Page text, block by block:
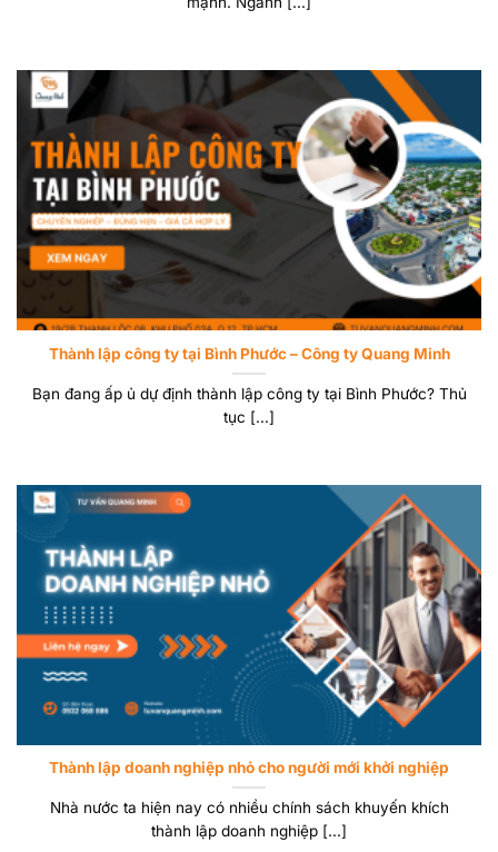
Thành lập công ty tại Bình Phước – Công ty Quang Minh
Bạn đang ấp ủ dự định thành lập công ty tại Bình Phước? Thủ
tục [...]
Thành lập doanh nghiệp nhỏ cho người mới khởi nghiệp
Nhà nước ta hiện nay có nhiều chính sách khuyến khích
thành lập doanh nghiệp [...]